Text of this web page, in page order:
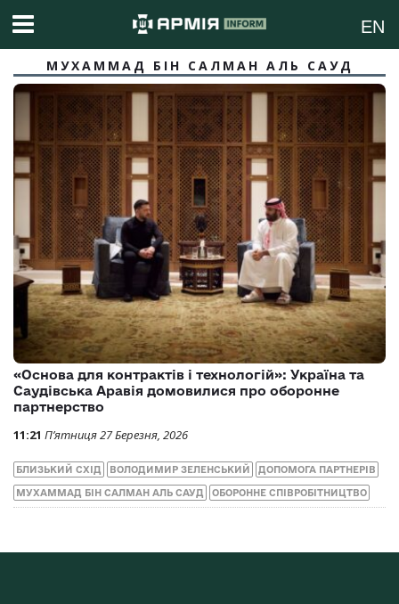
EN
МУХАММАД БІН САЛМАН АЛЬ САУД
«Основа для контрактів і технологій»: Україна та
Саудівська Аравія домовилися про оборонне
партнерство
11:21 П’ятниця 27 Березня, 2026
БЛИЗЬКИЙ СХІД ВОЛОДИМИР ЗЕЛЕНСЬКИЙ ДОПОМОГА ПАРТНЕРІВ
МУХАММАД БІН САЛМАН АЛЬ САУД ОБОРОННЕ СПІВРОБІТНИЦТВО